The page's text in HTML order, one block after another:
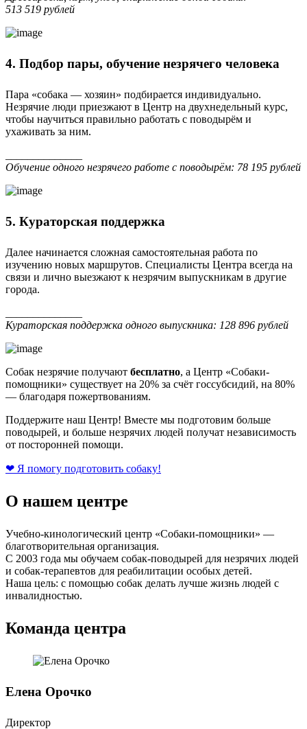
513 519 рублей
4. Подбор пары, обучение незрячего человека
Пара «собака — хозяин» подбирается индивидуально.
Незрячие люди приезжают в Центр на двухнедельный курс,
чтобы научиться правильно работать с поводырём и
ухаживать за ним.
Обучение одного незрячего работе с поводырём: 78 195 рублей
5. Кураторская поддержка
Далее начинается сложная самостоятельная работа по
изучению новых маршрутов. Специалисты Центра всегда на
связи и лично выезжают к незрячим выпускникам в другие
города.
Кураторская поддержка одного выпускника: 128 896 рублей
Собак незрячие получают бесплатно, а Центр «Собаки-
помощники» существует на 20% за счёт госсубсидий, на 80%
— благодаря пожертвованиям.
Поддержите наш Центр! Вместе мы подготовим больше
поводырей, и больше незрячих людей получат независимость
от посторонней помощи.
❤ Я помогу подготовить собаку!
О нашем центре
Учебно-кинологический центр «Собаки-помощники» —
благотворительная организация.
С 2003 года мы обучаем собак-поводырей для незрячих людей
и собак-терапевтов для реабилитации особых детей.
Наша цель: с помощью собак делать лучше жизнь людей с
инвалидностью.
Команда центра
Елена Орочко
Директор